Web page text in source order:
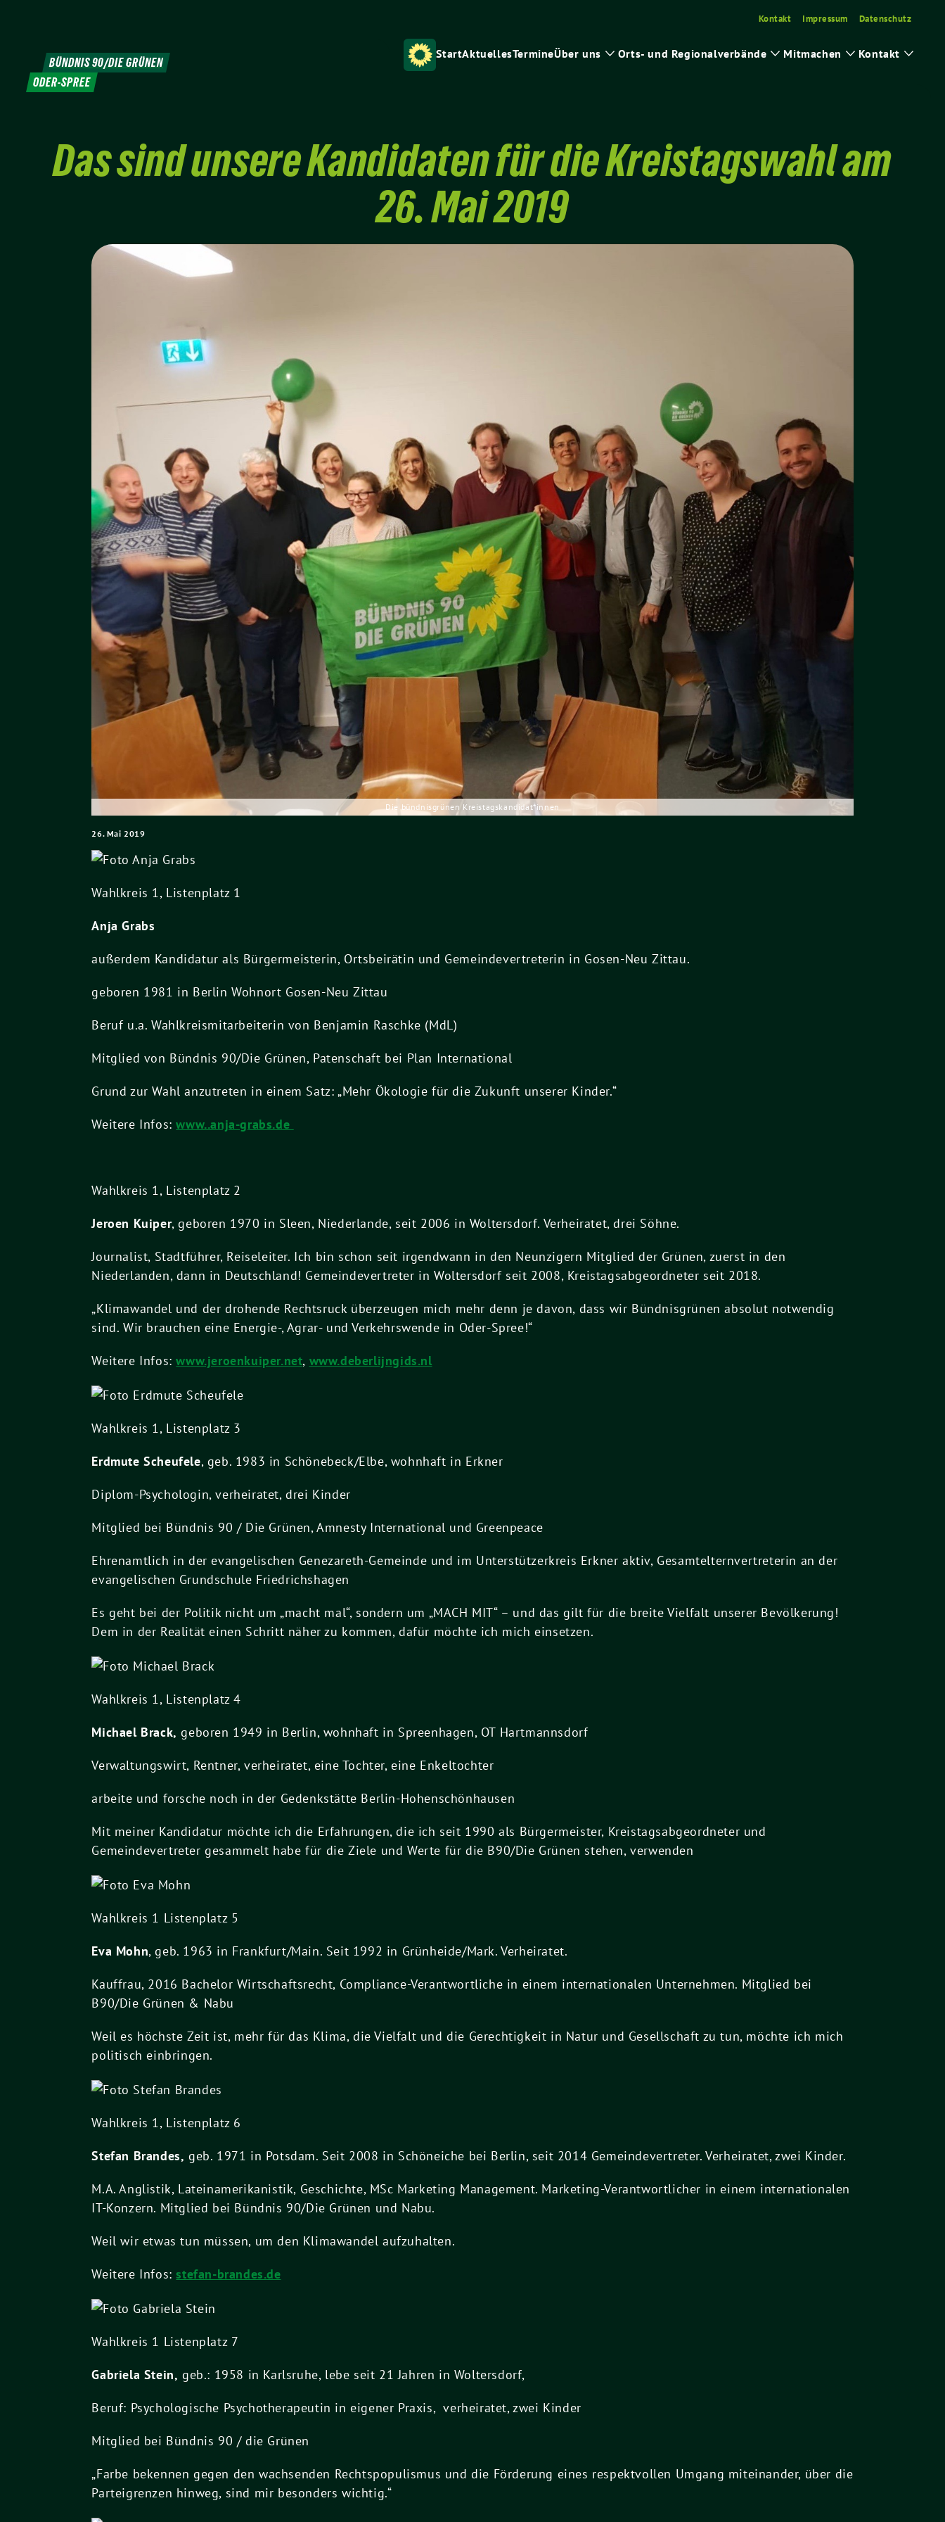
Kontakt Impressum Datenschutz
BÜNDNIS 90/DIE GRÜNEN
ODER-SPREE
StartAktuellesTermineÜber uns Zeige
Orts- und Regionalverbände Zeige
Mitmachen
Zeige
Kontakt Zeige
Das sind unsere Kandidaten für die Kreistagswahl am
26. Mai 2019
Die bündnisgrünen Kreistagskandidat*innen
26. Mai 2019
Wahlkreis 1, Listenplatz 1
Anja Grabs
außerdem Kandidatur als Bürgermeisterin, Ortsbeirätin und Gemeindevertreterin in Gosen-Neu Zittau.
geboren 1981 in Berlin Wohnort Gosen-Neu Zittau
Beruf u.a. Wahlkreismitarbeiterin von Benjamin Raschke (MdL)
Mitglied von Bündnis 90/Die Grünen, Patenschaft bei Plan International
Grund zur Wahl anzutreten in einem Satz: „Mehr Ökologie für die Zukunft unserer Kinder.“
Weitere Infos:www..anja-grabs.de
Wahlkreis 1, Listenplatz 2
Jeroen Kuiper, geboren 1970 in Sleen, Niederlande, seit 2006 in Woltersdorf. Verheiratet, drei Söhne.
Journalist, Stadtführer, Reiseleiter. Ich bin schon seit irgendwann in den Neunzigern Mitglied der Grünen, zuerst in den
Niederlanden, dann in Deutschland! Gemeindevertreter in Woltersdorf seit 2008, Kreistagsabgeordneter seit 2018.
„Klimawandel und der drohende Rechtsruck überzeugen mich mehr denn je davon, dass wir Bündnisgrünen absolut notwendig
sind. Wir brauchen eine Energie-, Agrar- und Verkehrswende in Oder-Spree!“
Weitere Infos:www.jeroenkuiper.net, www.deberlijngids.nl
Wahlkreis 1, Listenplatz 3
Erdmute Scheufele, geb. 1983 in Schönebeck/Elbe, wohnhaft in Erkner
Diplom-Psychologin, verheiratet, drei Kinder
Mitglied bei Bündnis 90 / Die Grünen, Amnesty International und Greenpeace
Ehrenamtlich in der evangelischen Genezareth-Gemeinde und im Unterstützerkreis Erkner aktiv, Gesamtelternvertreterin an der
evangelischen Grundschule Friedrichshagen
Es geht bei der Politik nicht um „macht mal“, sondern um „MACH MIT“ – und das gilt für die breite Vielfalt unserer Bevölkerung!
Dem in der Realität einen Schritt näher zu kommen, dafür möchte ich mich einsetzen.
Wahlkreis 1, Listenplatz 4
Michael Brack, geboren 1949 in Berlin, wohnhaft in Spreenhagen, OT Hartmannsdorf
Verwaltungswirt, Rentner, verheiratet, eine Tochter, eine Enkeltochter
arbeite und forsche noch in der Gedenkstätte Berlin-Hohenschönhausen
Mit meiner Kandidatur möchte ich die Erfahrungen, die ich seit 1990 als Bürgermeister, Kreistagsabgeordneter und
Gemeindevertreter gesammelt habe für die Ziele und Werte für die B90/Die Grünen stehen, verwenden
Wahlkreis 1 Listenplatz 5
Eva Mohn, geb. 1963 in Frankfurt/Main. Seit 1992 in Grünheide/Mark. Verheiratet.
Kauffrau, 2016 Bachelor Wirtschaftsrecht, Compliance-Verantwortliche in einem internationalen Unternehmen. Mitglied bei
B90/Die Grünen & Nabu
Weil es höchste Zeit ist, mehr für das Klima, die Vielfalt und die Gerechtigkeit in Natur und Gesellschaft zu tun, möchte ich mich
politisch einbringen.
Wahlkreis 1, Listenplatz 6
Stefan Brandes, geb. 1971 in Potsdam. Seit 2008 in Schöneiche bei Berlin, seit 2014 Gemeindevertreter. Verheiratet, zwei Kinder.
M.A. Anglistik, Lateinamerikanistik, Geschichte, MSc Marketing Management. Marketing-Verantwortlicher in einem internationalen
IT-Konzern. Mitglied bei Bündnis 90/Die Grünen und Nabu.
Weil wir etwas tun müssen, um den Klimawandel aufzuhalten.
Weitere Infos:stefan-brandes.de
Wahlkreis 1 Listenplatz 7
Gabriela Stein, geb.: 1958 in Karlsruhe, lebe seit 21 Jahren in Woltersdorf,
Beruf: Psychologische Psychotherapeutin in eigener Praxis, verheiratet, zwei Kinder
Mitglied bei Bündnis 90 / die Grünen
„Farbe bekennen gegen den wachsenden Rechtspopulismus und die Förderung eines respektvollen Umgang miteinander, über die
Parteigrenzen hinweg, sind mir besonders wichtig.“